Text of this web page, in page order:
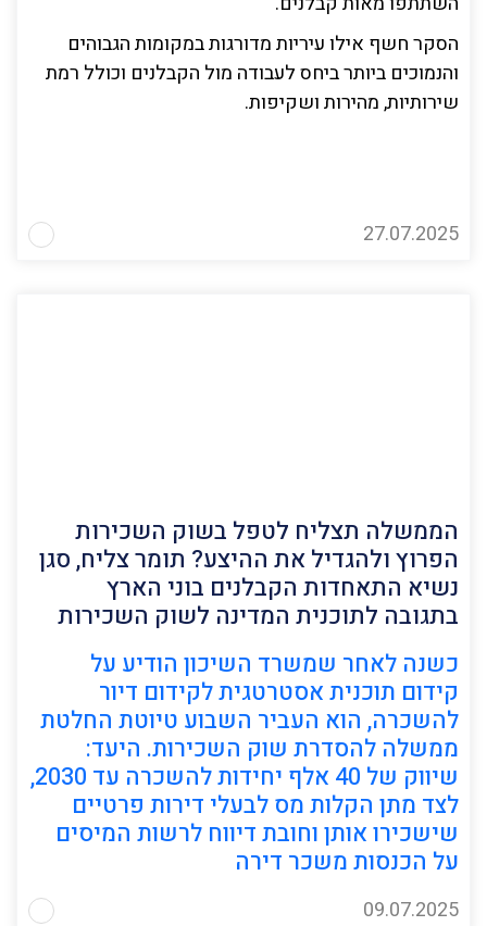
הסקר חשף אילו עיריות מדורגות במקומות הגבוהים
והנמוכים ביותר ביחס לעבודה מול הקבלנים וכולל רמת
שירותיות, מהירות ושקיפות.
27.07.2025
הממשלה תצליח לטפל בשוק השכירות
הפרוץ ולהגדיל את ההיצע? תומר צליח, סגן
נשיא התאחדות הקבלנים בוני הארץ
בתגובה לתוכנית המדינה לשוק השכירות
כשנה לאחר שמשרד השיכון הודיע על
קידום תוכנית אסטרטגית לקידום דיור
להשכרה, הוא העביר השבוע טיוטת החלטת
ממשלה להסדרת שוק השכירות. היעד:
שיווק של 40 אלף יחידות להשכרה עד 2030,
לצד מתן הקלות מס לבעלי דירות פרטיים
שישכירו אותן וחובת דיווח לרשות המיסים
על הכנסות משכר דירה
09.07.2025